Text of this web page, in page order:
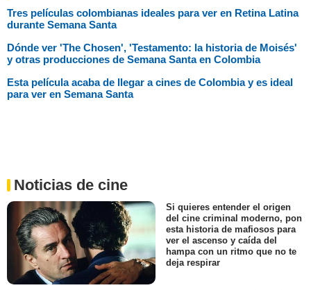
Tres películas colombianas ideales para ver en Retina Latina
durante Semana Santa
Dónde ver 'The Chosen', 'Testamento: la historia de Moisés'
y otras producciones de Semana Santa en Colombia
Esta película acaba de llegar a cines de Colombia y es ideal
para ver en Semana Santa
Noticias de cine
Si quieres entender el origen
del cine criminal moderno, pon
esta historia de mafiosos para
ver el ascenso y caída del
hampa con un ritmo que no te
deja respirar